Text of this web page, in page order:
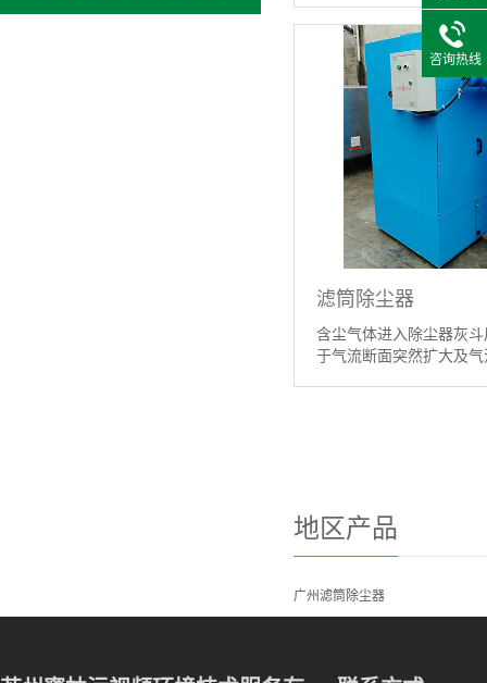
滤筒除尘器
含尘气体进入除尘器
于气流断面突然扩大及
地区产品
广州滤筒除尘器
咨询热线